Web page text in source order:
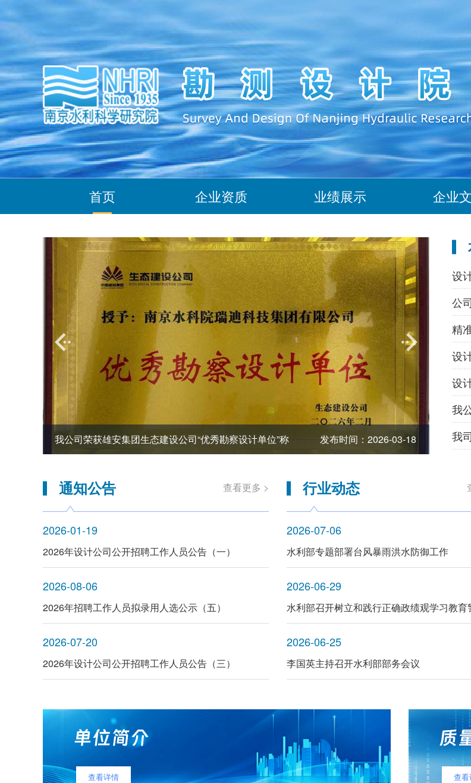
首页 企业资质 业绩展示 企业
我公司荣获雄安集团生态建设公司“优秀勘察设计单位”称 发布时间：2026-03-18 设计
设
通知公告 查看更多 >
2026-01-19
2026年设计公司公开招聘工作人员公告（一）
2026-08-06
2026年招聘工作人员拟录用人选公示（五）
2026-07-20
2026年设计公司公开招聘工作人员公告（三）
行业动态
2026-07-06
水利部专题部署台风暴雨洪水防御工作
2026-06-29
2026-06-25
李国英主持召开水利部部务会议
查看详情 查